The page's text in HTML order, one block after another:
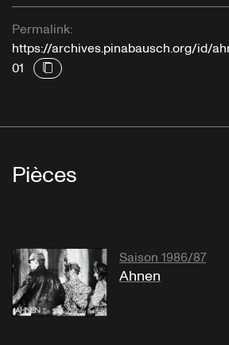
Permalink:
https://archives.pinabausch.org/id/
01
Pièces
Saison 1986/87
Ahnen